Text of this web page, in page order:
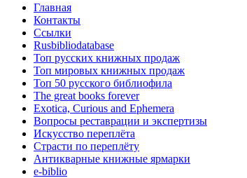
Главная
Контакты
Ссылки
Rusbibliodatabase
Топ русских книжных продаж
Топ мировых книжных продаж
Топ 50 русского библиофила
The great books forever
Exotica, Curious and Ephemera
Вопросы реставрации и экспертизы
Искусство переплёта
Страсти по переплёту
Антикварные книжные ярмарки
e-biblio